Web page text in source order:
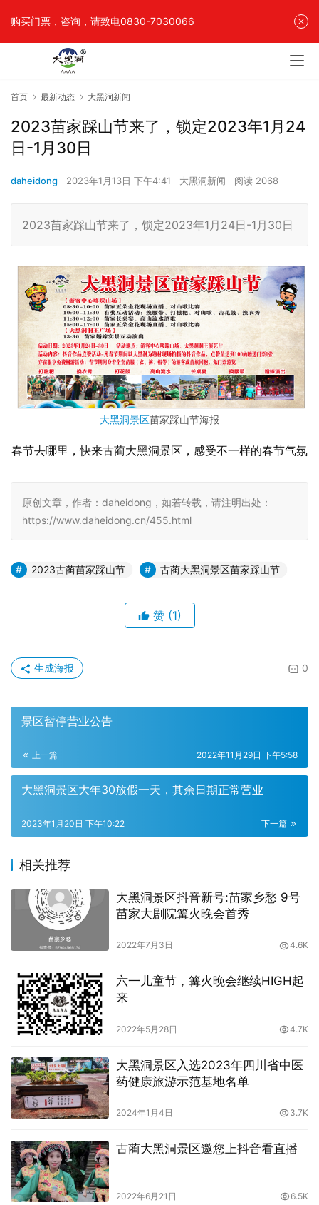
首页 最新动态 大黑洞新闻
2023苗家踩山节来了，锁定2023年1月24
日-1月30日
daheidong 2023年1月13日 下午4:41 大黑洞新闻 阅读 2068
2023苗家踩山节来了，锁定2023年1月24日-1月30日
大黑洞景区苗家踩山节海报
春节去哪里，快来古蔺大黑洞景区，感受不一样的春节气氛
原创文章，作者：daheidong，如若转载，请注明出处：
https://www.daheidong.cn/455.html
2023古蔺苗家踩山节 古蔺大黑洞景区苗家踩山节
赞 (1)
0
生成海报
景区暂停营业公告
上一篇 2022年11月29日 下午5:58
大黑洞景区大年30放假一天，其余日期正常营业
下一篇
2023年1月20日 下午10:22
相关推荐
大黑洞景区抖音新号:苗家乡愁 9号
苗家大剧院篝火晚会首秀
2022年7月3日 4.6K
六一儿童节，篝火晚会继续HIGH起
来
2022年5月28日 4.7K
大黑洞景区入选2023年四川省中医
药健康旅游示范基地名单
2024年1月4日 3.7K
古蔺大黑洞景区邀您上抖音看直播
2022年6月21日 6.5K
购买门票，咨询，请致电0830-7030066